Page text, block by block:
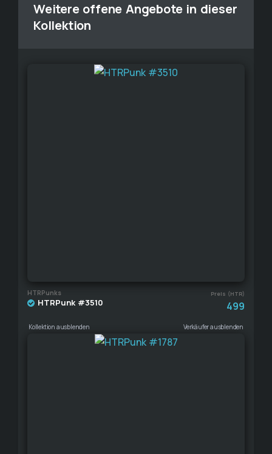
Weitere offene Angebote in dieser
Kollektion
HTRPunks Preis (HTR)
HTRPunk #3510 499
Kollektion ausblenden Verkäufer ausblenden